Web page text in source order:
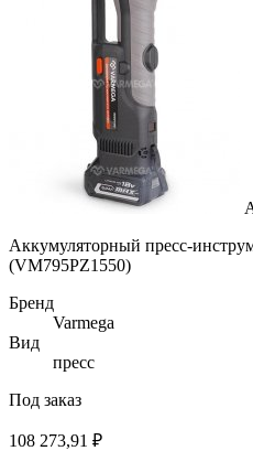
Аккумуляторный пресс-
(VM795PZ1550)
Бренд
Varmega
Вид
пресс
Под заказ
108 273,91 ₽